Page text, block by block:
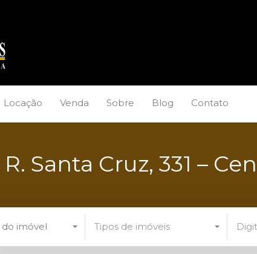
Locação Venda Sobre Blog Contato
R. Santa Cruz, 331 –
do imóvel Tipos de imóveis